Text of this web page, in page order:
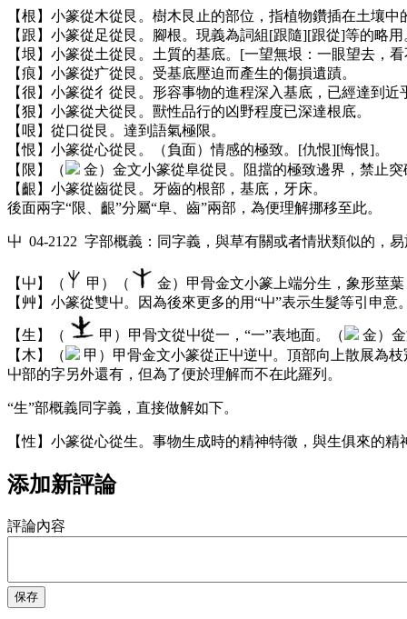
【根】小篆從木從艮。樹木艮止的部位，指植物鑽插在土壤中
【跟】小篆從足從艮。腳根。現義為詞組[跟隨][跟從]等的略用
【垠】小篆從土從艮。土質的基底。[一望無垠：一眼望去，
【痕】小篆從疒從艮。受基底壓迫而產生的傷損遺蹟。
【很】小篆從彳從艮。形容事物的進程深入基底，已經達到近
【狠】小篆從犬從艮。獸性品行的凶野程度已深達根底。
【哏】從口從艮。達到語氣極限。
【恨】小篆從心從艮。（負面）情感的極致。[仇恨][悔恨]。
【限】（
金）金文小篆從阜從艮。阻擋的極致邊界，禁止突
【齦】小篆從齒從艮。牙齒的根部，基底，牙床。
後面兩字“限、齦”分屬“阜、齒”兩部，為便理解挪移至此。
屮 04-2122 字部概義：同字義，與草有關或者情狀類似的，易
【屮】（ 甲）（
金）甲骨金文小篆上端分生，象形莖
【艸】小篆從雙屮。因為後來更多的用“屮”表示生髮等引申
【生】（ 甲）甲骨文從屮從一，“一”表地面。（
金）
【木】（
甲）甲骨金文小篆從正屮逆屮。頂部向上散展為
屮部的字另外還有，但為了便於理解而不在此羅列。
“生”部概義同字義，直接做解如下。
【性】小篆從心從生。事物生成時的精神特徵，與生俱來的
添加新評論
評論內容
保存